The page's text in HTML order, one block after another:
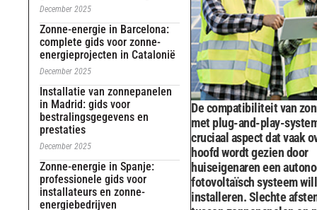
December 2025
Zonne-energie in Barcelona:
complete gids voor zonne-
energieprojecten in Catalonië
December 2025
Installatie van zonnepanelen
in Madrid: gids voor
bestralingsgegevens en
prestaties
December 2025
Zonne-energie in Spanje:
professionele gids voor
installateurs en zonne-
energiebedrijven
De compatibiliteit van
met plug-and-play-
cruciaal aspect dat vaak
hoofd wordt gezien door
huiseigenaren een
fotovoltaïsch systeem
installeren. Slechte